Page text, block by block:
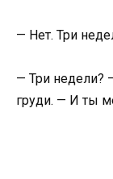
— Нет. Три
— Три недели?
груди. — И ты